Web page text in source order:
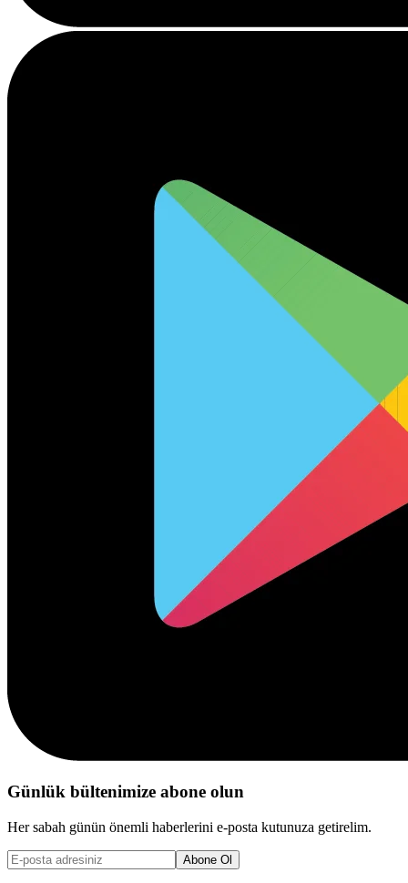
Günlük bültenimize abone olun
Her sabah günün önemli haberlerini e-posta kutunuza getirelim.
Abone Ol